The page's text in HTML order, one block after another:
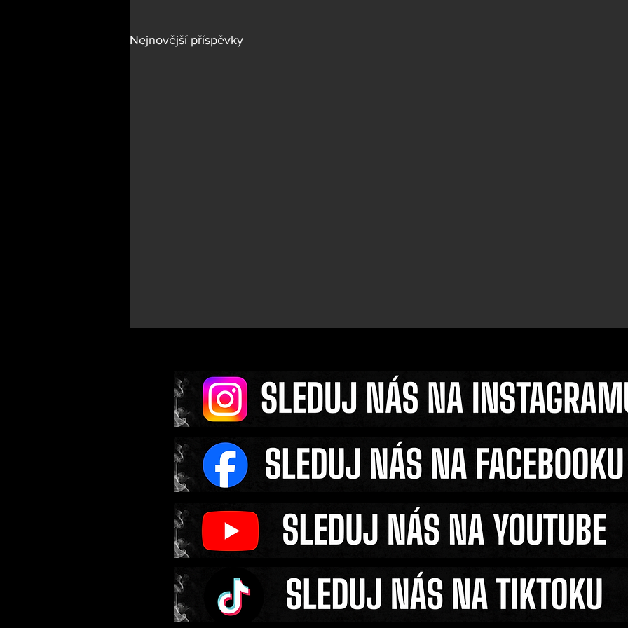
Nejnovější příspěvky
Šéf Oktagonu zažil ve Varech
šílenství. Fanoušci ho zastavovali
na každém kroku
ztrátě titulu trénuje s
věří v jeho vítězství